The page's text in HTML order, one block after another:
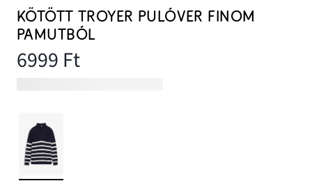
KÖTÖTT TROYER PULÓVER FINOM
PAMUTBÓL
6999 Ft